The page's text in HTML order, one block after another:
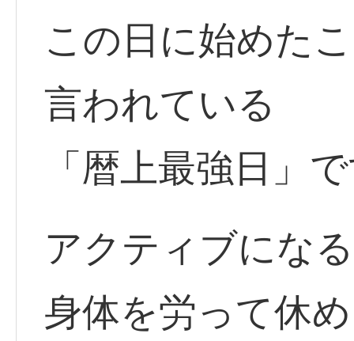
この日に始めた
言われている
「暦上最強日」
アクティブにな
身体を労って休